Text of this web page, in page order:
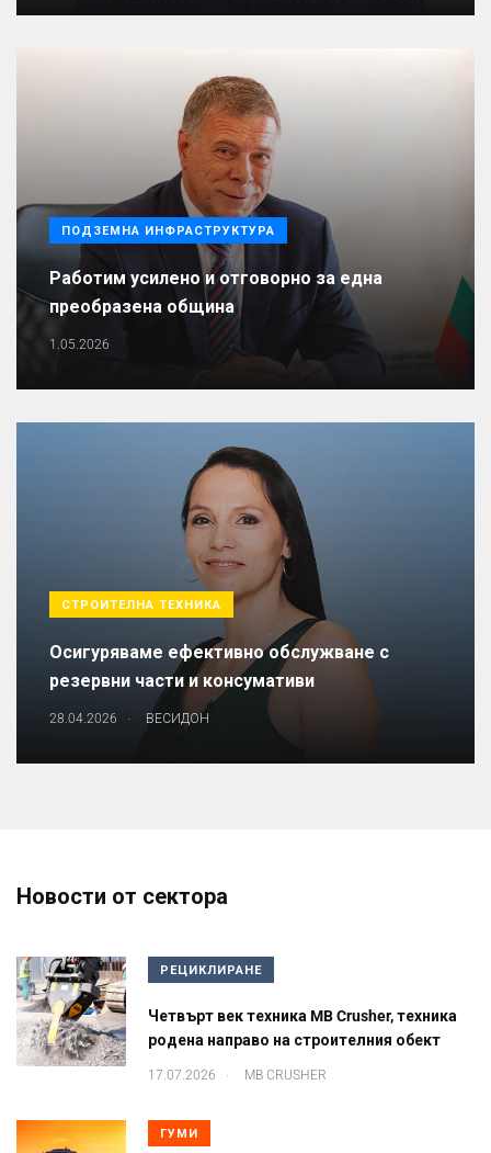
ПОДЗЕМНА ИНФРАСТРУКТУРА
Работим усилено и отговорно за една
преобразена община
1.05.2026
СТРОИТЕЛНА ТЕХНИКА
Осигуряваме ефективно обслужване с
резервни части и консумативи
28.04.2026 ВЕСИДОН
Новости от сектора
РЕЦИКЛИРАНЕ
Четвърт век техника MB Crusher, техника
родена направо на строителния обект
17.07.2026 MB CRUSHER
ГУМИ